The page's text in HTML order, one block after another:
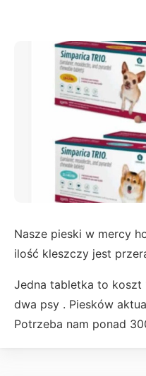
Nasze pieski w mercy
ilość kleszczy jest
Jedna tabletka to koszt
dwa psy . Piesków
Potrzeba nam ponad